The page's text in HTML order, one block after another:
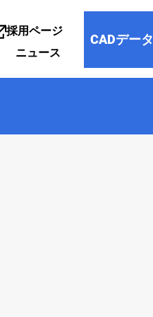
ニュース
採用ページ
CADデータ